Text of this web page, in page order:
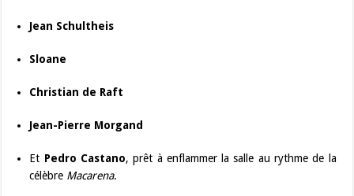
Jean Schultheis
Sloane
Christian de Raft
Jean-Pierre Morgand
Et Pedro Castano, prêt à enflammer la salle au rythme de la
célèbre Macarena.